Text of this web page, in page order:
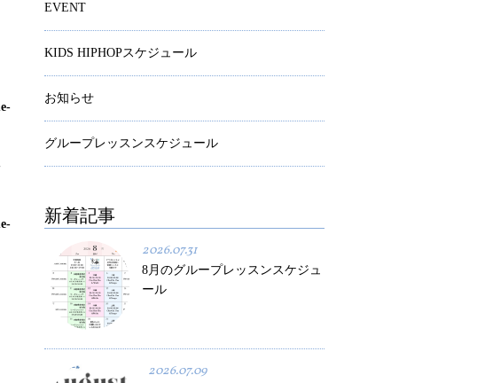
EVENT
KIDS HIPHOPスケジュール
お知らせ
グループレッスンスケジュール
新着記事
2026.07.31
8月のグループレッスンスケジュ
ール
2026.07.09